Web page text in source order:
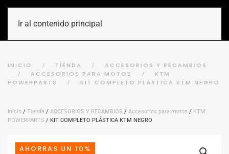
Ir al contenido principal
INICIO TIENDA
ACCESORIOS Y RECAMBIOS
ACCESORIOS PARA MOTOS
KTM
POWERPARTS
KIT COMPLETO PLÁSTICA KTM NEGRO
Inicio / Tienda / ACCESORIOS Y RECAMBIOS / Accesorios para motos / KTM
POWERPARTS / KIT COMPLETO PLÁSTICA KTM NEGRO
AHORRAS UN 10%